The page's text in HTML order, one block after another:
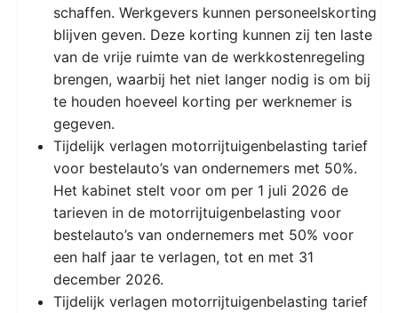
schaffen. Werkgevers kunnen personeelskorting
blijven geven. Deze korting kunnen zij ten laste
van de vrije ruimte van de werkkostenregeling
brengen, waarbij het niet langer nodig is om bij
te houden hoeveel korting per werknemer is
gegeven.
Tijdelijk verlagen motorrijtuigenbelasting tarief
voor bestelauto’s van ondernemers met 50%.
Het kabinet stelt voor om per 1 juli 2026 de
tarieven in de motorrijtuigenbelasting voor
bestelauto’s van ondernemers met 50% voor
een half jaar te verlagen, tot en met 31
december 2026.
Tijdelijk verlagen motorrijtuigenbelasting tarief